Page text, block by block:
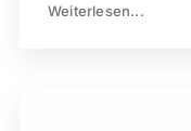
Weiterlesen...